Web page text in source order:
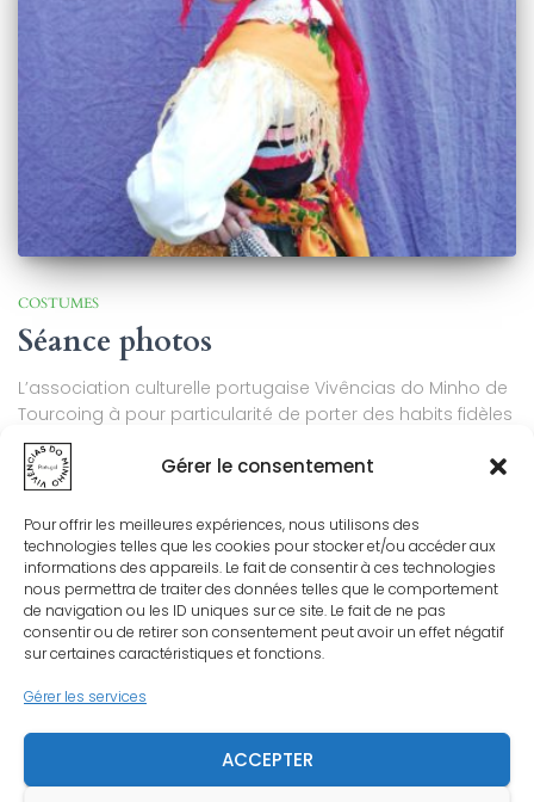
Gérer le consentement
Pour offrir les meilleures expériences, nous utilisons des
technologies telles que les cookies pour stocker et/ou accéder aux
informations des appareils. Le fait de consentir à ces technologies
nous permettra de traiter des données telles que le comportement
de navigation ou les ID uniques sur ce site. Le fait de ne pas
consentir ou de retirer son consentement peut avoir un effet négatif
sur certaines caractéristiques et fonctions.
Gérer les services
ACCEPTER
COSTUMES
Séance photos
L’association culturelle portugaise Vivências do Minho de
Tourcoing à pour particularité de porter des habits fidèles
à l’époque. Notre petit plus : de véritables pièces
authentiques centenaires se mélange avec les copies de
costumes. L’époque que nous traversons peut parfois
nous donner la possibilité de trouver des temps libres. Et
Lire la suite…
Par VDM, il y a6 ans